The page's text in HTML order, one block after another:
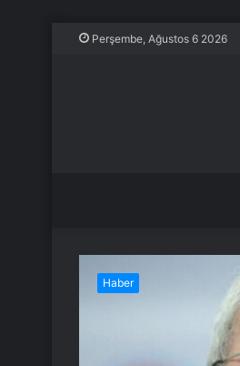
Perşembe, Ağustos 6 2026
Haber